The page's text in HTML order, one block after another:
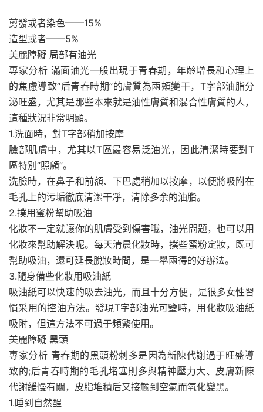
剪發或者染色——15%
造型或者——5%
美麗障礙 局部有油光
專家分析 滿面油光一般出現于青春期，年齡增長和心理上
的焦慮導致“后青春時期”的膚質為兩頰變干，T字部油脂分
泌旺盛，尤其是那些本來就是油性膚質和混合性膚質的人，
這種狀況非常明顯。
1.洗面時，對T字部稍加按摩
臉部肌膚中，尤其以T區最容易泛油光，因此清潔時要對T
區特別“照顧”。
洗臉時，在鼻子和前額、下巴處稍加以按摩，以便將吸附在
毛孔上的污垢徹底清潔干凈，清除多余的油脂。
2.撲用蜜粉幫助吸油
化妝不一定就讓你的肌膚受到傷害哦，油光問題，也可以用
化妝來幫助解決呢。每天清晨化妝時，撲些蜜粉定妝，既可
幫助吸油，還可延長脫妝時間，是一舉兩得的好辦法。
3.隨身備些化妝用吸油紙
吸油紙可以快速的吸去油光，而且十分方便，是很多女性習
慣采用的控油方法。發現T字部油光可鑒時，用化妝吸油紙
吸附，但這方法不可過于頻繁使用。
美麗障礙 黑頭
專家分析 青春期的黑頭粉刺多是因為新陳代謝過于旺盛導
致的;后青春時期的毛孔堵塞則多與精神壓力大、皮膚新陳
代謝緩慢有關，皮脂堆積后又接觸到空氣而氧化變黑。
1.睡到自然醒